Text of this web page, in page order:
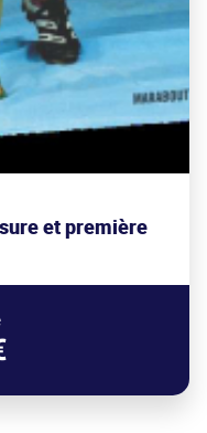
et première